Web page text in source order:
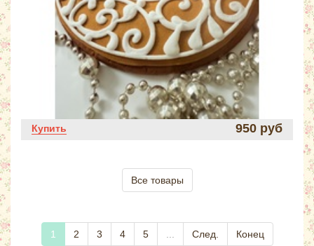
Купить 950 руб
Все товары
1 2 3 4 5 ... След. Конец